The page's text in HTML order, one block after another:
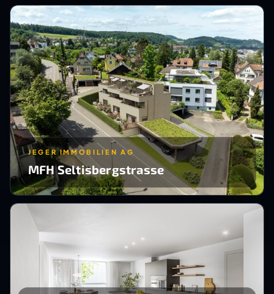
JEGER IMMOBILIEN AG
MFH Seltisbergstrasse